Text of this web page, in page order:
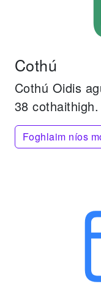
Cothú
Cothú Oidis
38 cothaithigh.
Foghlaim níos